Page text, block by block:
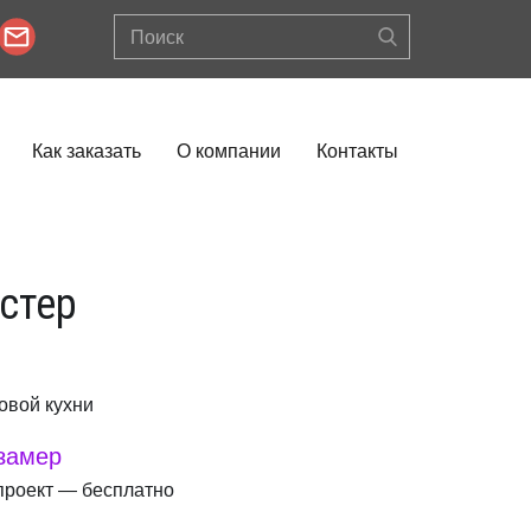
Как заказать О компании Контакты
кухни
— бесплатно